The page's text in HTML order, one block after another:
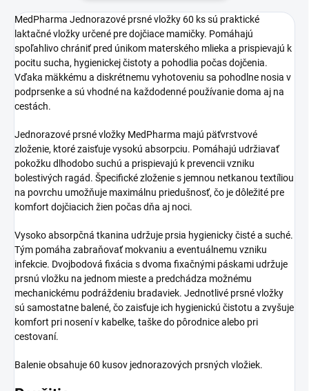
MedPharma Jednorazové prsné vložky 60 ks sú praktické
laktačné vložky určené pre dojčiace mamičky. Pomáhajú
spoľahlivo chrániť pred únikom materského mlieka a prispievajú k
pocitu sucha, hygienickej čistoty a pohodlia počas dojčenia.
Vďaka mäkkému a diskrétnemu vyhotoveniu sa pohodlne nosia v
podprsenke a sú vhodné na každodenné používanie doma aj na
cestách.
Jednorazové prsné vložky MedPharma majú päťvrstvové
zloženie, ktoré zaisťuje vysokú absorpciu. Pomáhajú udržiavať
pokožku dlhodobo suchú a prispievajú k prevencii vzniku
bolestivých ragád. Špecifické zloženie s jemnou netkanou textíliou
na povrchu umožňuje maximálnu priedušnosť, čo je dôležité pre
komfort dojčiacich žien počas dňa aj noci.
Vysoko absorpčná tkanina udržuje prsia hygienicky čisté a suché.
Tým pomáha zabraňovať mokvaniu a eventuálnemu vzniku
infekcie. Dvojbodová fixácia s dvoma fixačnými páskami udržuje
prsnú vložku na jednom mieste a predchádza možnému
mechanickému podráždeniu bradaviek. Jednotlivé prsné vložky
sú samostatne balené, čo zaisťuje ich hygienickú čistotu a zvyšuje
komfort pri nosení v kabelke, taške do pôrodnice alebo pri
cestovaní.
Balenie obsahuje 60 kusov jednorazových prsných vložiek.